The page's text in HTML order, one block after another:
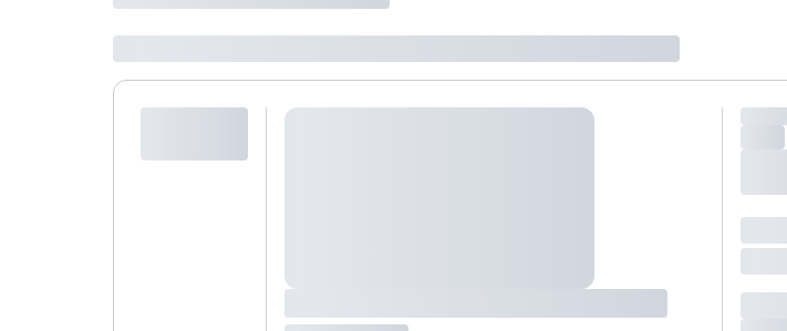
Wybierz jedną z ofert z listy i zarezerwuj ją. Zrób oddzielne rezerwacje dla każdego kolejnego pokoju
lubskontaktuj się z nami,by złożyć zamówienie u naszego doradcy.
Maksymalna liczba uczestników
Jeśli nie możesz dodać kolejnych osób, osiągnąłeś(-aś) maksymalny limit dla 1 pokoju.